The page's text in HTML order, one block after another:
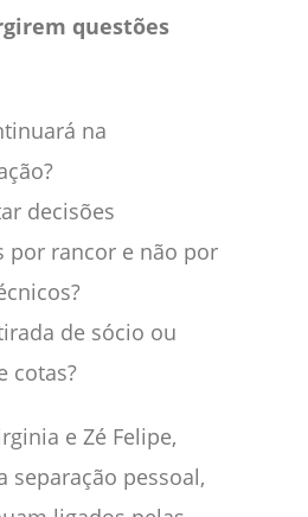
questões
na
decisões
por rancor e não por
de sócio ou
cotas?
e Zé Felipe,
separação pessoal,